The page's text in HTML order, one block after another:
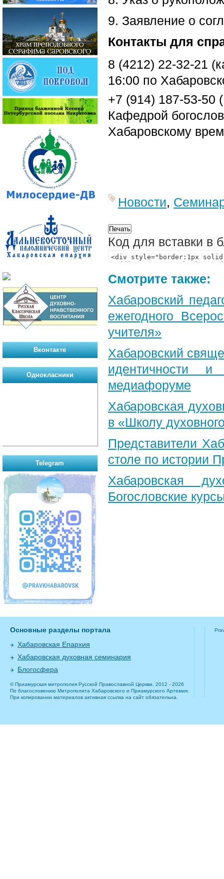
9. Заявление о
Контакты для
8 (4212) 22-32-21
16:00 по
+7 (914) 187-53-50
Кафедрой
Хабаровскому
Новости,
Код для вставки в
Смотрите также:
Хабаровский
ежегодного
учителя»
Хабаровский
идентичности
медиафоруме
Хабаровская
в «Школу
Представители
столе по истории
Хабаровская
Богословские
Вконтакте
Однокласники
Telegram
Основные разделы портала
Хабаровская Епархия
Хабаровская духовная семинария
Блогосфера
© Приамурская митрополия Русской Православной Церкви, 2012 - 2026
По благословению Митрополита Хабаровского и Приамурского Артемия.
При копировании материалов активная ссылка на сайт обязательна.